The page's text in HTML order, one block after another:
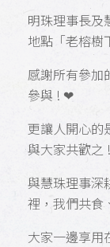
明珠理事長及
地點「老榕樹
感謝所有參加
參與 ! ❤
更讓人開心的
與大家共歡之 !
與慧珠理事深
裡，我們共食
大家一邊享用